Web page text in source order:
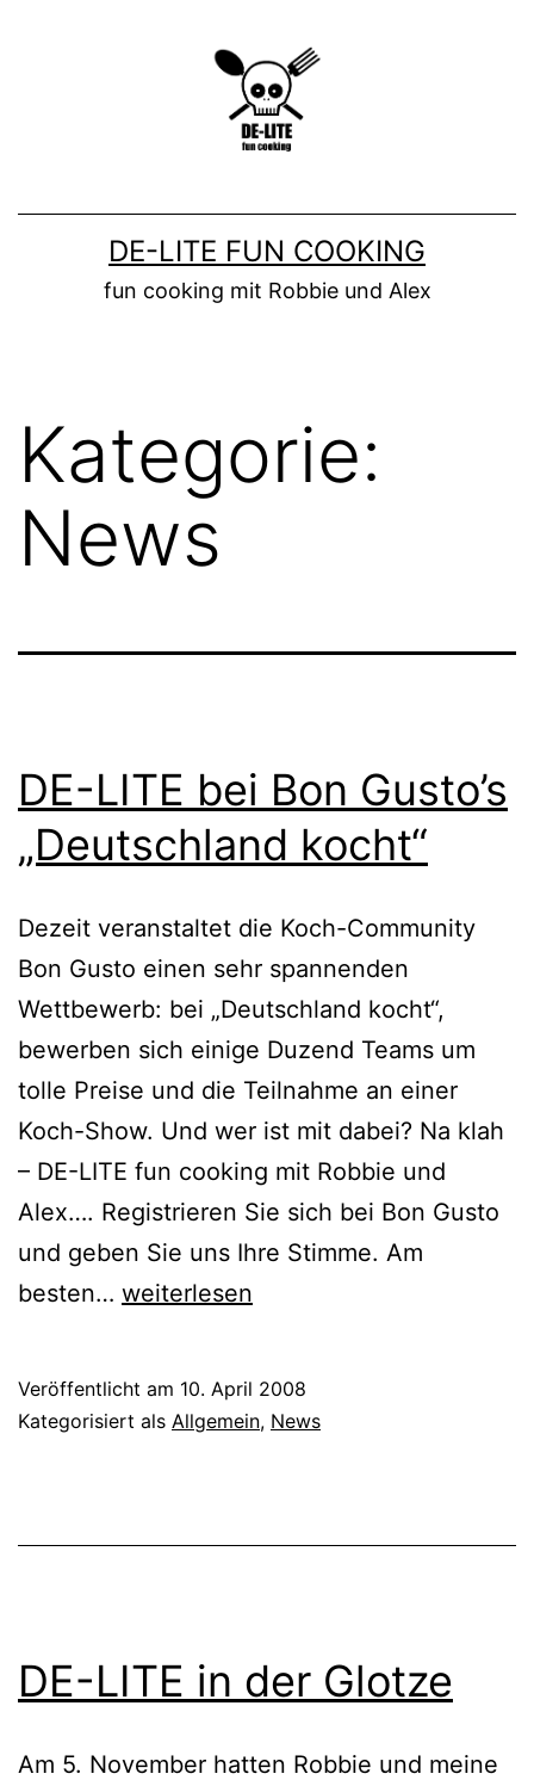
DE-LITE FUN COOKING
fun cooking mit Robbie und Alex
Kategorie:
News
DE-LITE bei Bon Gusto’s
„Deutschland kocht“
Dezeit veranstaltet die Koch-Community
Bon Gusto einen sehr spannenden
Wettbewerb: bei „Deutschland kocht“,
bewerben sich einige Duzend Teams um
tolle Preise und die Teilnahme an einer
Koch-Show. Und wer ist mit dabei? Na klah
– DE-LITE fun cooking mit Robbie und
Alex…. Registrieren Sie sich bei Bon Gusto
und geben Sie uns Ihre Stimme. Am
besten… DE-
Bon
weiterlesen
Veröffentlicht am 10. April 2008
Kategorisiert als Allgemein, News
DE-LITE in der Glotze
Am 5. November hatten Robbie und meine